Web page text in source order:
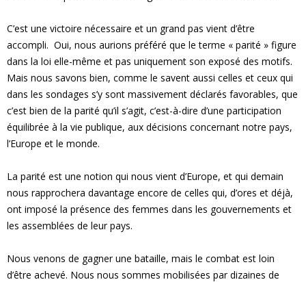
C’est une victoire nécessaire et un grand pas vient d’être
accompli. Oui, nous aurions préféré que le terme « parité » figure
dans la loi elle-même et pas uniquement son exposé des motifs.
Mais nous savons bien, comme le savent aussi celles et ceux qui
dans les sondages s’y sont massivement déclarés favorables, que
c’est bien de la parité qu’il s’agit, c’est-à-dire d’une participation
équilibrée à la vie publique, aux décisions concernant notre pays,
l’Europe et le monde.
La parité est une notion qui nous vient d’Europe, et qui demain
nous rapprochera davantage encore de celles qui, d’ores et déjà,
ont imposé la présence des femmes dans les gouvernements et
les assemblées de leur pays.
Nous venons de gagner une bataille, mais le combat est loin
d’être achevé. Nous nous sommes mobilisées par dizaines de